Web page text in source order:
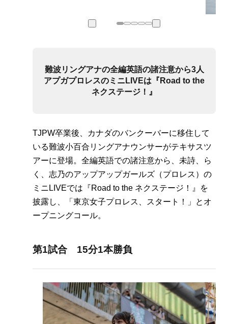
難波リングアナの全編英語の諸注意から3人
アプガプロレスのミニLIVEは『Road to the
ネクステージ！』
TJPW卒業後、カナダのバンクーバーに移住して
いる難波小百合リングアナウンサーがテキサスツ
アーに登場。全編英語での諸注意から、未詩、ら
く、志乃のアップアップガールズ（プロレス）の
ミニLIVEでは『Road to the ネクステージ！』を
披露し、「東京女子プロレス、スタート！」とオ
ープニングコール。
第1試合 15分1本勝負